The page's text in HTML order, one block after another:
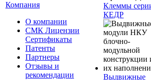
Компания
О компании
СМК Лицензии
Сертификаты
Патенты
Партнеры
Отзывы и
рекомендации
Клеммы
КЕДР
Выдвижные